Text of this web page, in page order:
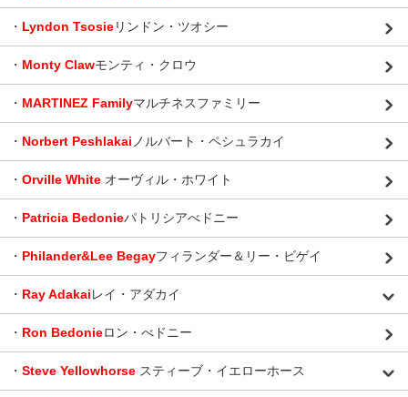
・ Lyndon Tsosieリンドン・ツオシー
・ Monty Clawモンティ・クロウ
・ MARTINEZ Familyマルチネスファミリー
・ Norbert Peshlakai ノルバート・ペシュラカイ
・ Orville White オーヴィル・ホワイト
・ Patricia Bedonieパトリシアべドニー
・ Philander&Lee Begayフィランダー＆リー・ビゲイ
・ Ray Adakaiレイ・アダカイ
・ Ron Bedonieロン・べドニー
・ Steve Yellowhorse スティーブ・イエローホース